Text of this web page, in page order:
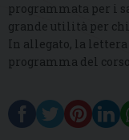
programmata per i
grande utilità per
In allegato, la
programma del